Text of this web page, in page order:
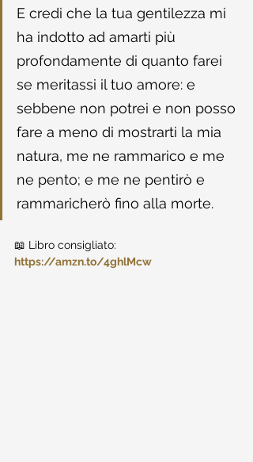
E credi che la tua gentilezza mi
ha indotto ad amarti più
profondamente di quanto farei
se meritassi il tuo amore: e
sebbene non potrei e non posso
fare a meno di mostrarti la mia
natura, me ne rammarico e me
ne pento; e me ne pentirò e
rammaricherò fino alla morte.
📖 Libro consigliato:
https://amzn.to/4ghlMcw